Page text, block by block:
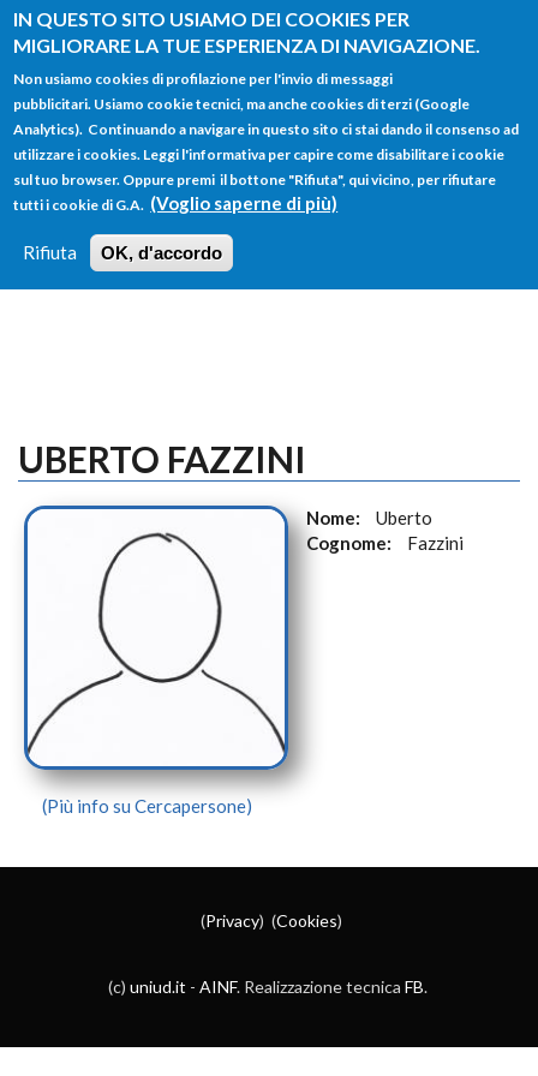
IN QUESTO SITO USIAMO DEI COOKIES PER
MIGLIORARE LA TUE ESPERIENZA DI NAVIGAZIONE.
Non usiamo cookies di profilazione per l'invio di messaggi
pubblicitari. Usiamo cookie tecnici, ma anche cookies di terzi (Google
Analytics). Continuando a navigare in questo sito ci stai dando il consenso ad
utilizzare i cookies. Leggi l'informativa per capire come disabilitare i cookie
sul tuo browser. Oppure premi il bottone "Rifiuta", qui vicino, per rifiutare
tutti i cookie di G.A. (Voglio saperne di più)
Rifiuta OK, d'accordo
Salta al contenuto principale
FORM
DI
RICERCA
Main menu
HOME TUTTI I PROFILI
LOGIN
UBERTO FAZZINI
Nome:
Uberto
Cognome:
Fazzini
(Più info su Cercapersone)
(Privacy) (Cookies)
(c) uniud.it - AINF. Realizzazione tecnica FB.